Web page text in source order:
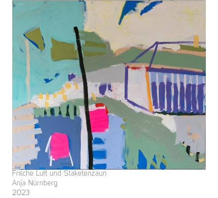
Frische Luft und Staketenzaun
Anja Nürnberg
2023